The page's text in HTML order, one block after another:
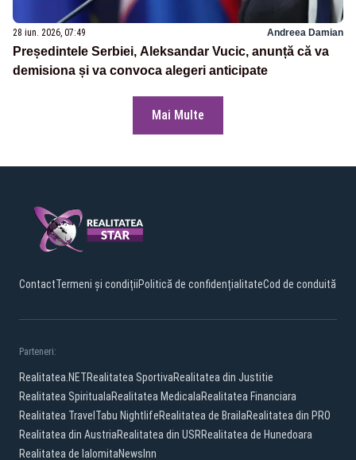
28 iun. 2026, 07:49 Andreea Damian
Președintele Serbiei, Aleksandar Vucic, anunță că va
demisiona și va convoca alegeri anticipate
Mai Multe
ContactTermeni și condițiiPolitică de confidențialitateCod de conduită
Parteneri:
Realitatea.NETRealitatea SportivaRealitatea din Justitie
Realitatea SpiritualaRealitatea MedicalaRealitatea Financiara
Realitatea Travel Tabu NightlifeRealitatea de BrailaRealitatea din PRO
Realitatea din AustriaRealitatea din USRRealitatea de Hunedoara
Realitatea de IalomitaNewsInn